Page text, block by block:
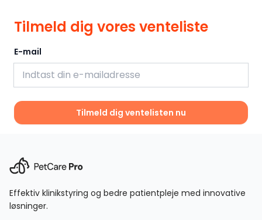
Tilmeld dig vores venteliste
E-mail
Tilmeld dig ventelisten nu
Effektiv klinikstyring og bedre patientpleje med innovative
løsninger.